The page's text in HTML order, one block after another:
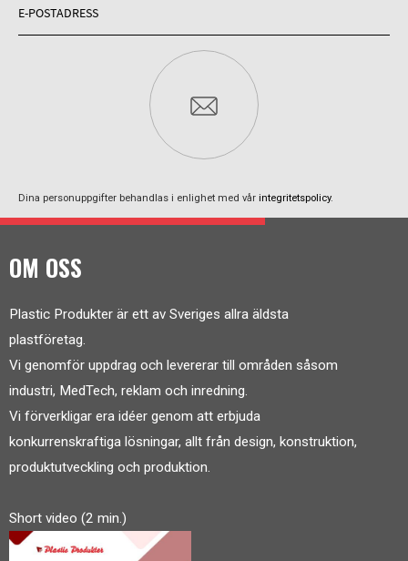
Dina personuppgifter behandlas i enlighet med vår integritetspolicy.
OM OSS
Plastic Produkter är ett av Sveriges allra äldsta
plastföretag.
Vi genomför uppdrag och levererar till områden såsom
industri, MedTech, reklam och inredning.
Vi förverkligar era idéer genom att erbjuda
konkurrenskraftiga lösningar, allt från design, konstruktion,
produktutveckling och produktion.
Short video (2 min.)